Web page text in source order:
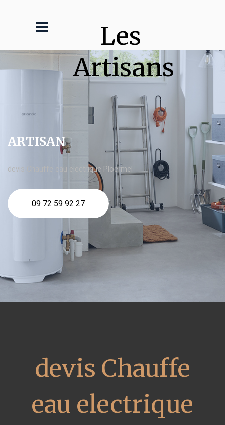
Les
Artisans
ARTISAN
devis Chauffe eau electrique Ploërmel
09 72 59 92 27
devis Chauffe
eau electrique